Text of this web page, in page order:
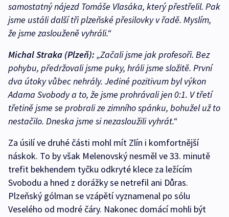
samostatný nájezd Tomáše Vlasáka, který přestřelil. Pak
jsme ustáli další tři plzeňské přesilovky v řadě. Myslím,
že jsme zaslouženě vyhráli.“
Michal Straka (Plzeň): „Začali jsme jak profesoři. Bez
pohybu, předržovali jsme puky, hráli jsme složitě. První
dva útoky vůbec nehrály. Jediné pozitivum byl výkon
Adama Svobody a to, že jsme prohrávali jen 0:1. V třetí
třetině jsme se probrali ze zimního spánku, bohužel už to
nestačilo. Dneska jsme si nezasloužili vyhrát.“
Za úsilí ve druhé části mohl mít Zlín i komfortnější
náskok. To by však Melenovský nesměl ve 33. minutě
trefit bekhendem tyčku odkryté klece za ležícím
Svobodu a hned z dorážky se netrefil ani Důras.
Plzeňský gólman se vzápětí vyznamenal po sólu
Veselého od modré čáry. Nakonec domácí mohli být